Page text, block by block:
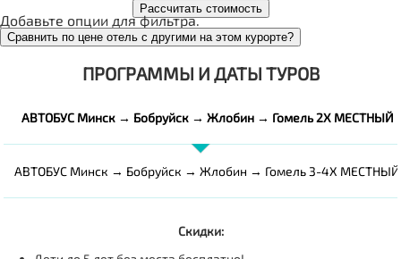
Рассчитать стоимость
Добавьте опции для фильтра.
Сравнить по цене отель с другими на этом курорте?
ПРОГРАММЫ И ДАТЫ ТУРОВ
АВТОБУС Минск → Бобруйск → Жлобин → Гомель 2Х МЕСТНЫЙ
АВТОБУС Минск → Бобруйск → Жлобин → Гомель 3-4Х МЕСТНЫЙ
Скидки: